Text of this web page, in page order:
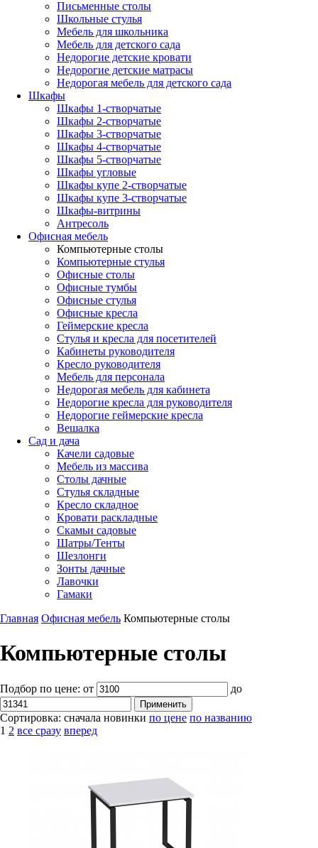
Письменные столы
Школьные стулья
Мебель для школьника
Мебель для детского сада
Недорогие детские кровати
Недорогие детские матрасы
Недорогая мебель для детского сада
Шкафы
Шкафы 1-створчатые
Шкафы 2-створчатые
Шкафы 3-створчатые
Шкафы 4-створчатые
Шкафы 5-створчатые
Шкафы угловые
Шкафы купе 2-створчатые
Шкафы купе 3-створчатые
Шкафы-витрины
Антресоль
Офисная мебель
Компьютерные столы
Компьютерные стулья
Офисные столы
Офисные тумбы
Офисные стулья
Офисные кресла
Геймерские кресла
Стулья и кресла для посетителей
Кабинеты руководителя
Кресло руководителя
Мебель для персонала
Недорогая мебель для кабинета
Недорогие кресла для руководителя
Недорогие геймерские кресла
Вешалка
Сад и дача
Качели садовые
Мебель из массива
Столы дачные
Стулья складные
Кресло складное
Кровати раскладные
Скамьи садовые
Шатры/Тенты
Шезлонги
Зонты дачные
Лавочки
Гамаки
Главная Офисная мебель Компьютерные столы
Компьютерные столы
Подбор по цене: от до
Сортировка: сначала новинки по цене по названию
1 2 все сразу вперед